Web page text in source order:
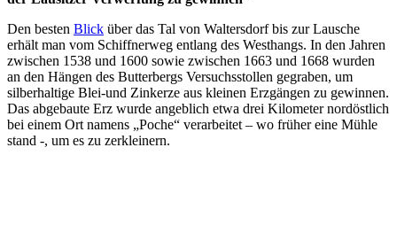
Den besten Blick über das Tal von Waltersdorf bis zur Lausche
erhält man vom Schiffnerweg entlang des Westhangs. In den Jahren
zwischen 1538 und 1600 sowie zwischen 1663 und 1668 wurden
an den Hängen des Butterbergs Versuchsstollen gegraben, um
silberhaltige Blei-und Zinkerze aus kleinen Erzgängen zu gewinnen.
Das abgebaute Erz wurde angeblich etwa drei Kilometer nordöstlich
bei einem Ort namens „Poche“ verarbeitet – wo früher eine Mühle
stand -, um es zu zerkleinern.